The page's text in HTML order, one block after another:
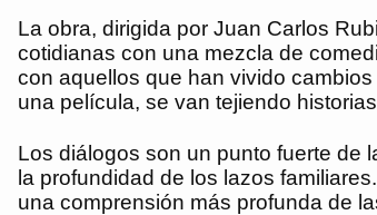
La obra, dirigida por Juan Carlos
cotidianas con una mezcla de
con aquellos que han vivido
una película, se van tejiendo
Los diálogos son un punto fuerte de
la profundidad de los lazos
una comprensión más profunda de